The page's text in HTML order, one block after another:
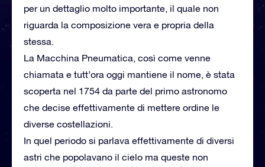
per un dettaglio molto importante, il quale non
riguarda la composizione vera e propria della
stessa.
La Macchina Pneumatica, così come venne
chiamata e tutt’ora oggi mantiene il nome, è stata
scoperta nel 1754 da parte del primo astronomo
che decise effettivamente di mettere ordine le
diverse costellazioni.
In quel periodo si parlava effettivamente di diversi
astri che popolavano il cielo ma queste non